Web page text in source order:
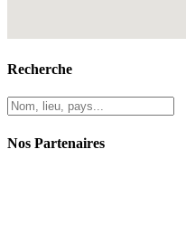
Recherche
Nos Partenaires